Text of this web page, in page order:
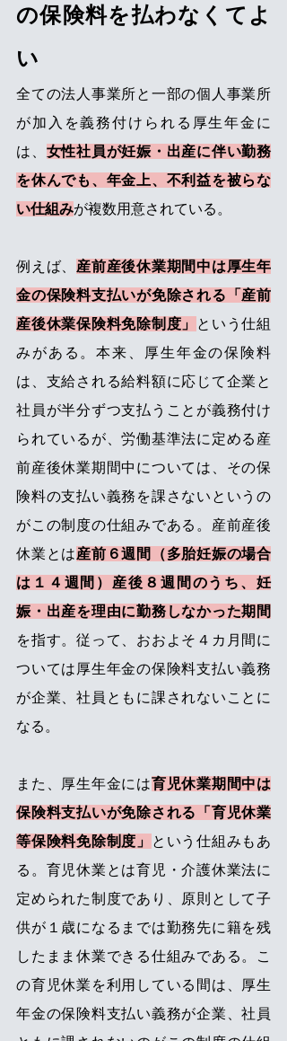
の保険料を払わなくてよ
い
全ての法人事業所と一部の個人事業所
が加入を義務付けられる厚生年金に
は、 女性社員が妊娠・出産に伴い勤務
を休んでも、年金上、不利益を被らな
い仕組みが複数用意されている。
例えば、 産前産後休業期間中は厚生年
金の保険料支払いが免除される「産前
産後休業保険料免除制度」
という仕組
みがある。本来、厚生年金の保険料
は、支給される給料額に応じて企業と
社員が半分ずつ支払うことが義務付け
られているが、労働基準法に定める産
前産後休業期間中については、その保
険料の支払い義務を課さないというの
がこの制度の仕組みである。産前産後
休業とは産前６週間（多胎妊娠の場合
は１４週間）産後８週間のうち、妊
娠・出産を理由に勤務しなかった期間
を指す。従って、おおよそ４カ月間に
ついては厚生年金の保険料支払い義務
が企業、社員ともに課されないことに
なる。
また、厚生年金には育児休業期間中は
保険料支払いが免除される「育児休業
等保険料免除制度」
という仕組みもあ
る。育児休業とは育児・介護休業法に
定められた制度であり、原則として子
供が１歳になるまでは勤務先に籍を残
したまま休業できる仕組みである。こ
の育児休業を利用している間は、厚生
年金の保険料支払い義務が企業、社員